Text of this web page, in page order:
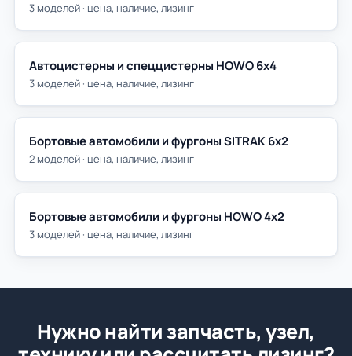
3 моделей · цена, наличие, лизинг
Автоцистерны и спеццистерны HOWO 6х4
3 моделей · цена, наличие, лизинг
Бортовые автомобили и фургоны SITRAK 6х2
2 моделей · цена, наличие, лизинг
Бортовые автомобили и фургоны HOWO 4х2
3 моделей · цена, наличие, лизинг
Нужно найти запчасть, узел,